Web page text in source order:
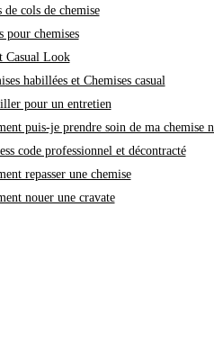
de cols de chemise
pour chemises
Casual Look
habillées et Chemises casual
pour un entretien
puis-je prendre soin de ma chemise
code professionnel et décontracté
repasser une chemise
nouer une cravate